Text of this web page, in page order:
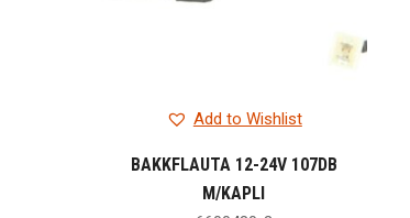
Add to Wishlist
BAKKFLAUTA 12-24V 107DB
M/KAPLI